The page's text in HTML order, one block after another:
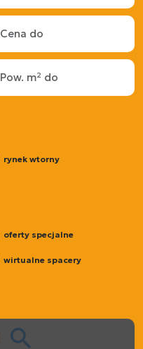
rynek wtorny
oferty specjalne
wirtualne spacery